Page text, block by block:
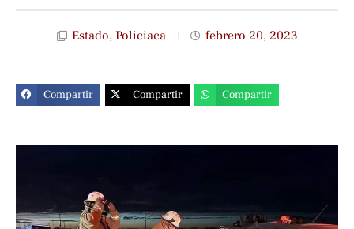
Estado, Policiaca febrero 20, 2023
Compartir Compartir Compartir